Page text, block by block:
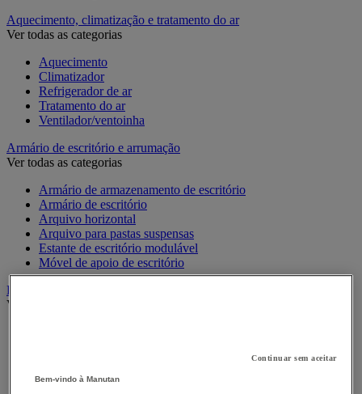
Aquecimento, climatização e tratamento do ar
Ver todas as categorias
Aquecimento
Climatizador
Refrigerador de ar
Tratamento do ar
Ventilador/ventoinha
Armário de escritório e arrumação
Ver todas as categorias
Armário de armazenamento de escritório
Armário de escritório
Arquivo horizontal
Arquivo para pastas suspensas
Estante de escritório modulável
Móvel de apoio de escritório
Bengaleiro e cabide
Ver todas as categorias
Suporte guarda-chuvas
Continuar sem aceitar
Bem-vindo à Manutan